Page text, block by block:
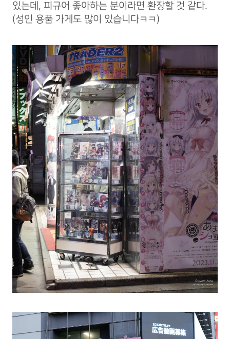
있는데, 피규어 좋아하는 분이라면 환장할 것 같다.
(성인 용품 가게도 많이 있습니다ㅋㅋ)